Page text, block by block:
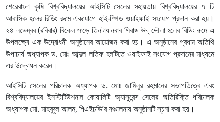
শেরেবাংলা কৃষি বিশ্ববিদ্যালয়ের আইসিটি সেলের সহায়তায় বিশ্ববিদ্যালয়ের ৭ টি
আবাসিক হলের রিডিং রুমে একযোগে হাই-স্পিড ওয়াইফাই সংযোগ প্রদান করা হয়।
২৪ নভেম্বর (রবিরার) বিকেল সাড়ে তিনটায় নবাব সিরাজ উদ্ দ্দৌলা হলের রিডিং রুমে এ
উপলক্ষ্যে এক উদ্বোধনী অনুষ্ঠানের আয়োজন করা হয়। এ অনুষ্ঠানের প্রধান অতিথি
উপাচার্য অধ্যাপক ড. মোঃ আব্দুল লতিফ হলটিতে ওয়াইফাই সংযোগ প্রদানের মাধ্যমে
এর উদ্বোধন করেন।
আইসিটি সেলের পরিচালক অধ্যাপক ড. মোঃ জামিলুর রহমানের সভাপতিত্বে এবং
বিশ্ববিদ্যালয়ের ইনস্টিটিউশনাল কোয়ালিটি অ্যাসুরেন্স সেলের অতিরিক্তি পরিচালক
অধ্যাপক মো. মাহবুবুল আলম, পিএইচডি’র সঞ্চালনায় অনুষ্ঠানটি সূচনা করা হয়।